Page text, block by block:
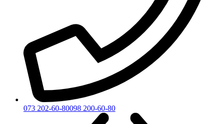
073 202-60-80098 200-60-80